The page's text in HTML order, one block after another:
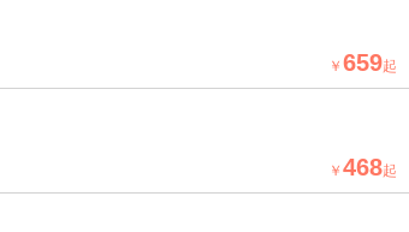
￥ 659起
￥ 468起